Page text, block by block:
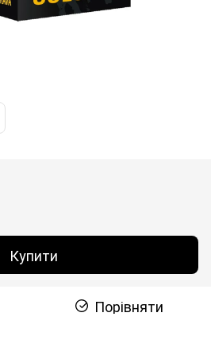
Купити
Порівняти